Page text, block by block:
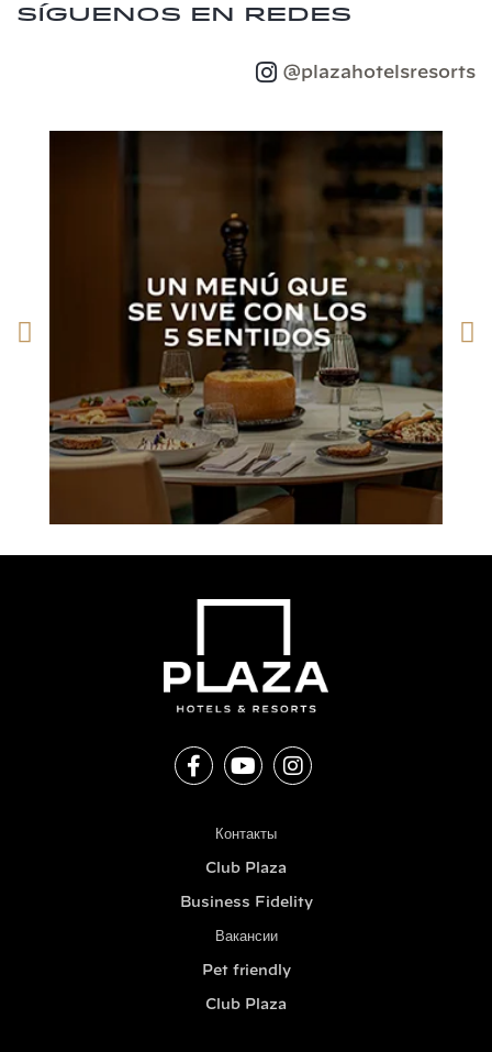
Síguenos en redes
@plazahotelsresorts
Контакты
Club Plaza
Business Fidelity
Вакансии
Pet friendly
Club Plaza